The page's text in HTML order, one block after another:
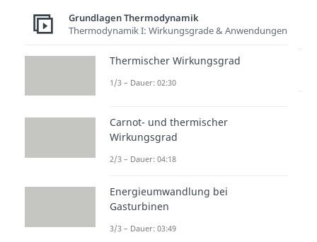
Gibbs-Energie
Lernen lohnt sich!
Entdecke hier deine Chancen.
Weitere Inhalte:
Grundlagen Thermodynamik
Thermodynamik I: Wirkungsgrade & Anwendungen
Thermischer Wirkungsgrad
1/3 – Dauer: 02:30
Carnot- und thermischer
Wirkungsgrad
2/3 – Dauer: 04:18
Energieumwandlung bei
Gasturbinen
3/3 – Dauer: 03:49